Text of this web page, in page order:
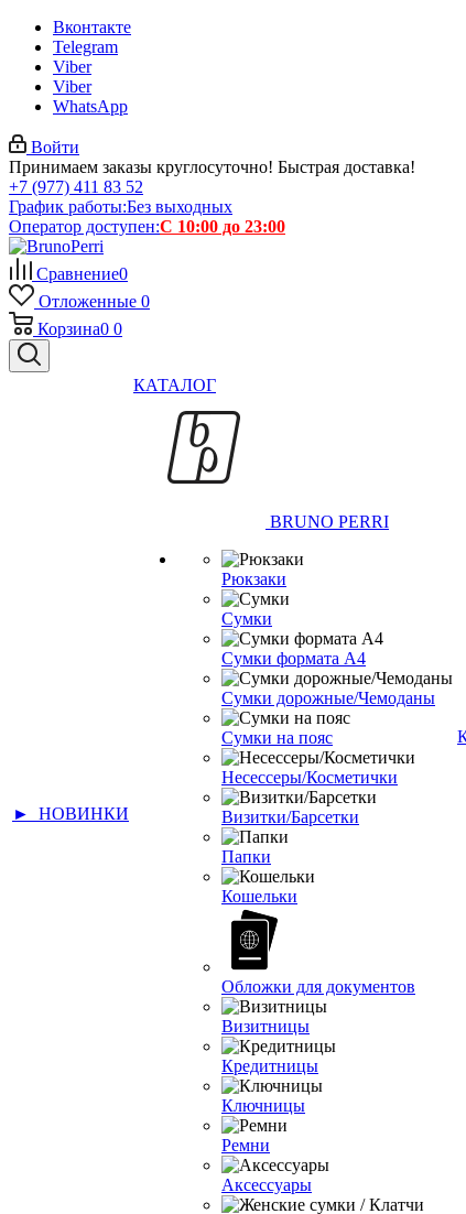
Вконтакте
Telegram
Viber
Viber
WhatsApp
Войти
Принимаем заказы круглосуточно! Быстрая доставка!
+7 (977) 411 83 52
График работы:Без выходных
Оператор доступен:С 10:00 до 23:00
Сравнение0
Отложенные 0
Корзина0 0
► НОВИНКИ
КАТАЛОГ
BRUNO PERRI
Рюкзаки
Сумки
Сумки формата А4
Сумки дорожные/Чемоданы
Сумки на пояс
Несессеры/Косметички
Визитки/Барсетки
Папки
Кошельки
Обложки для документов
Визитницы
Кредитницы
Ключницы
Ремни
Аксессуары